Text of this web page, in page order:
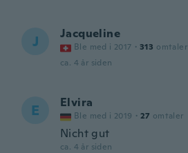
J Jacqueline
Ble med i 2017 · 313 omtaler
ca. 4 år siden
E Elvira
Ble med i 2019 · 27 omtaler
Nicht gut
ca. 4 år siden